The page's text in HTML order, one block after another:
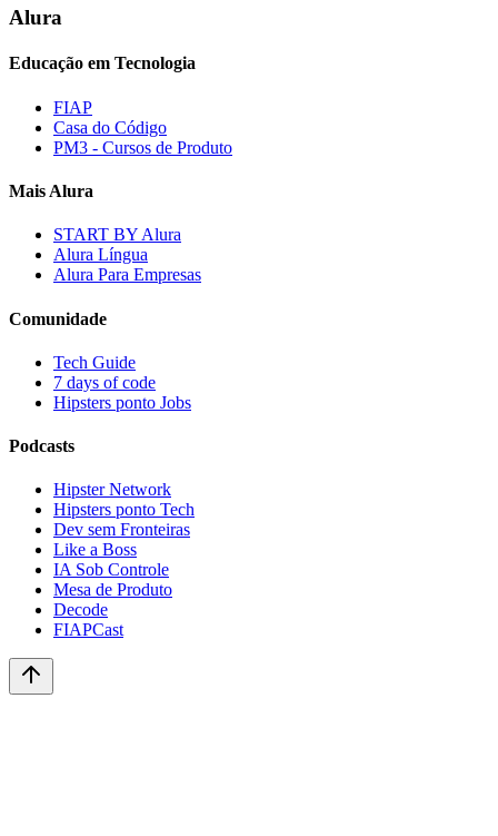
Alura
Educação em Tecnologia
FIAP
Casa do Código
PM3 - Cursos de Produto
Mais Alura
START BY Alura
Alura Língua
Alura Para Empresas
Comunidade
Tech Guide
7 days of code
Hipsters ponto Jobs
Podcasts
Hipster Network
Hipsters ponto Tech
Dev sem Fronteiras
Like a Boss
IA Sob Controle
Mesa de Produto
Decode
FIAPCast